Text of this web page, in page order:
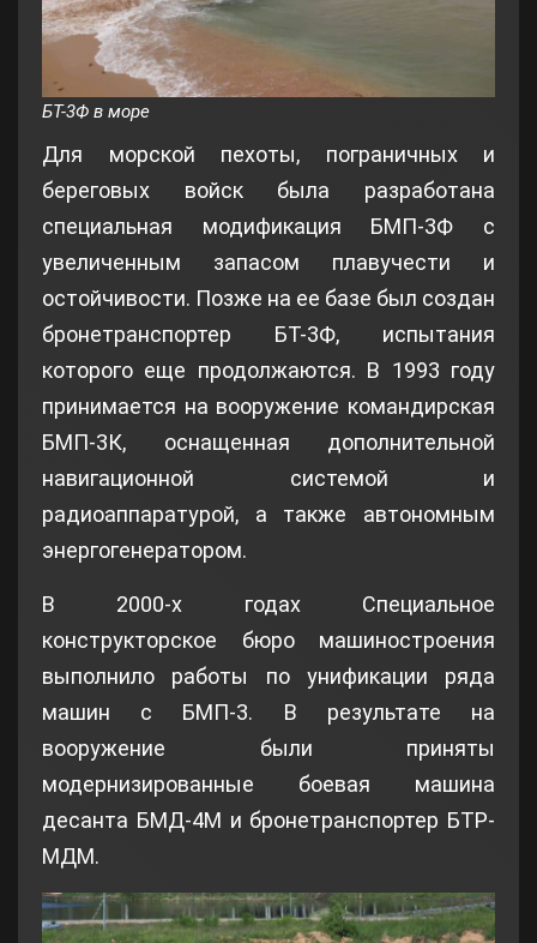
БТ-3Ф в море
Для морской пехоты, пограничных и
береговых войск была разработана
специальная модификация БМП-3Ф с
увеличенным запасом плавучести и
остойчивости. Позже на ее базе был создан
бронетранспортер БТ-3Ф, испытания
которого еще продолжаются. В 1993 году
принимается на вооружение командирская
БМП-3К, оснащенная дополнительной
навигационной системой и
радиоаппаратурой, а также автономным
энергогенератором.
В 2000-х годах Специальное
конструкторское бюро машиностроения
выполнило работы по унификации ряда
машин с БМП-3. В результате на
вооружение были приняты
модернизированные боевая машина
десанта БМД-4М и бронетранспортер БТР-
МДМ.